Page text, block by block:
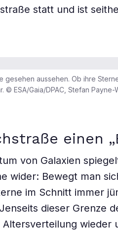
statt und ist
aussehen. Ob ihre
© ESA/Gaia/DPAC, Stefan Payne-
einen
von Galaxien
wider: Bewegt man
im Schnitt immer
dieser Grenze
wieder